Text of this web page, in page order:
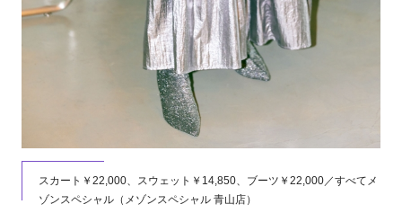
スカート￥22,000、スウェット￥14,850、ブーツ￥22,000／すべてメ
ゾンスペシャル（メゾンスペシャル 青山店）